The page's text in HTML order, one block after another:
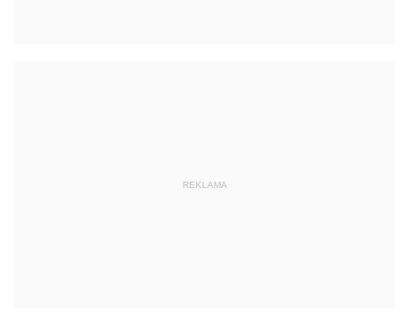
REKLAMA